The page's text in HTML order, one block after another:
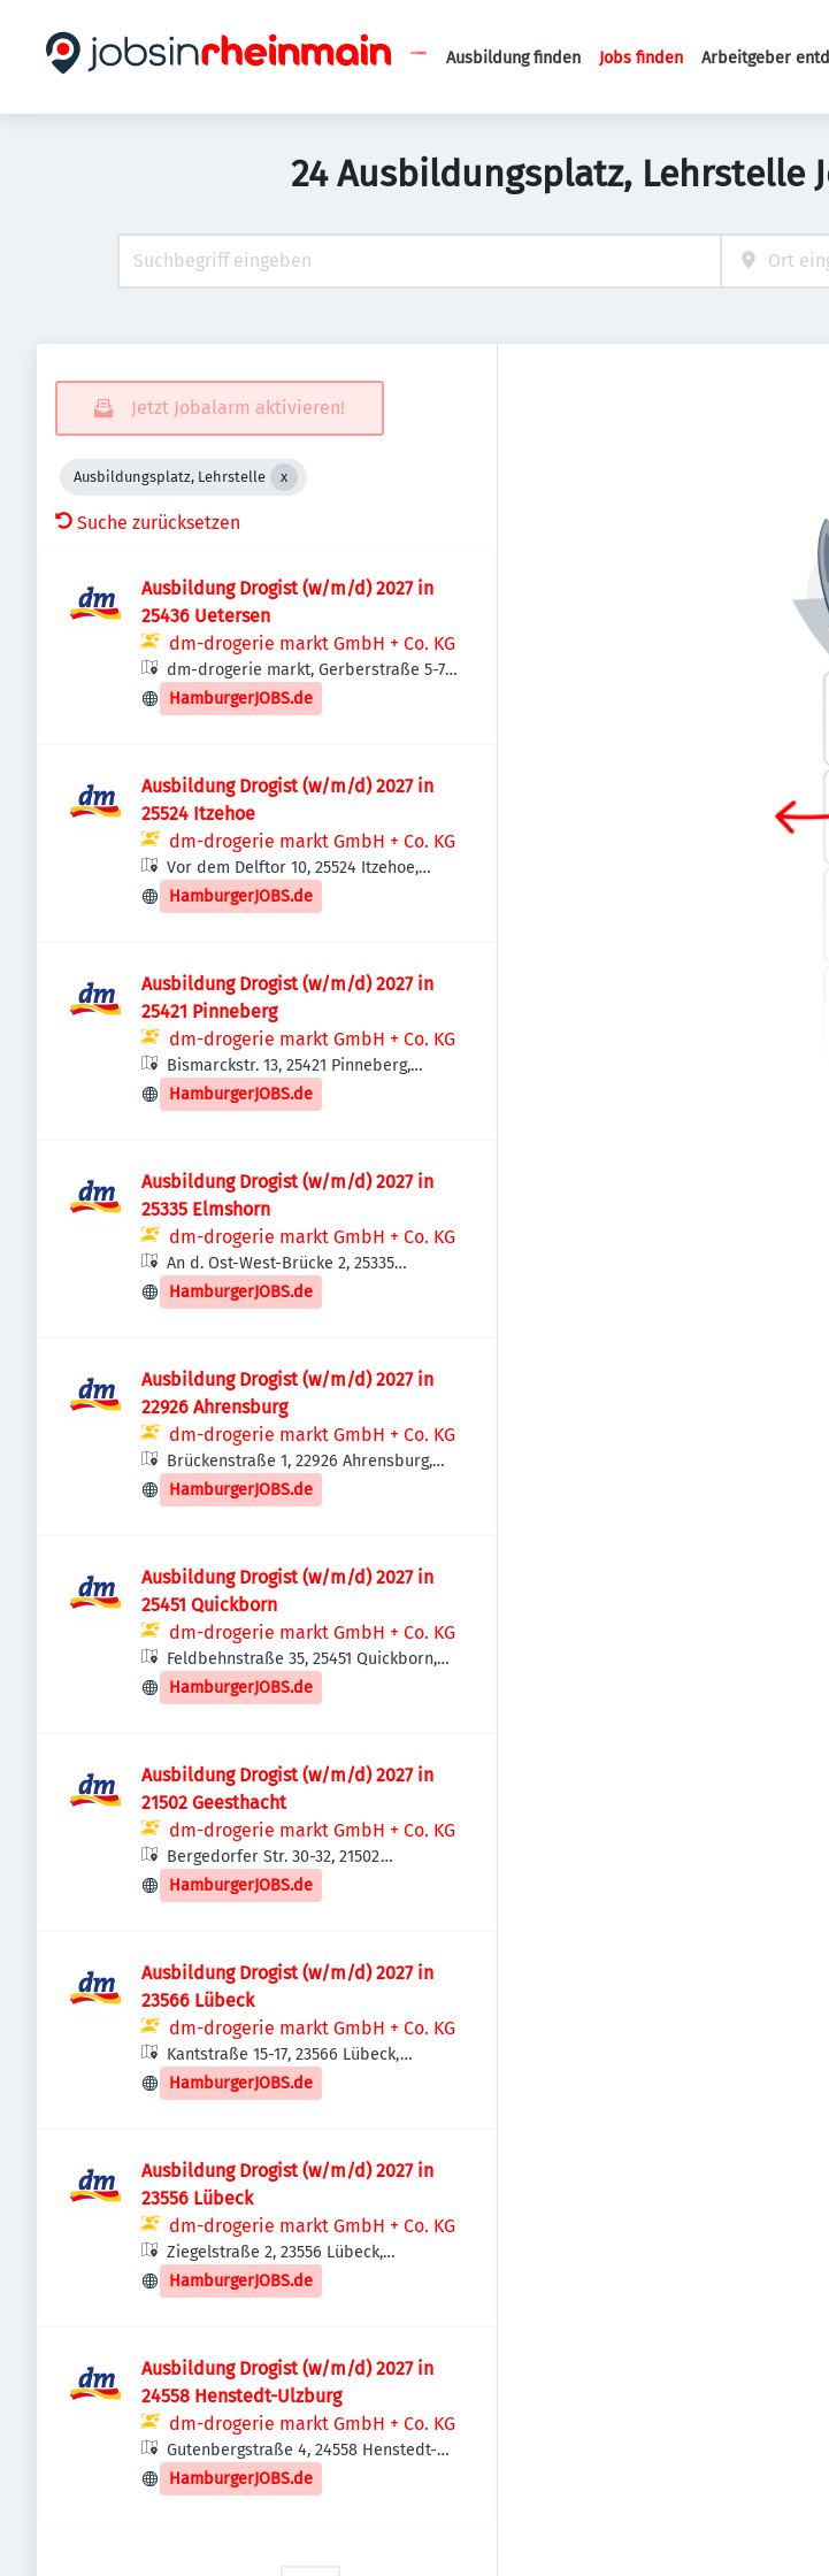
Haupt-
Ausbildung finden Jobs finden Arbeitgeber
24 Ausbildungsplatz, Lehrstelle
Jetzt Jobalarm aktivieren!
Ausbildungsplatz, Lehrstelle
Suche zurücksetzen
Ausbildung Drogist (w/m/d) 2027 in
25436 Uetersen
dm-drogerie markt GmbH + Co. KG
dm-drogerie markt, Gerberstraße 5-7,
25436 Uetersen, Deutschland
HamburgerJOBS.de
Ausbildung Drogist (w/m/d) 2027 in
25524 Itzehoe
dm-drogerie markt GmbH + Co. KG
Vor dem Delftor 10, 25524 Itzehoe,
Deutschland
HamburgerJOBS.de
Ausbildung Drogist (w/m/d) 2027 in
25421 Pinneberg
dm-drogerie markt GmbH + Co. KG
Bismarckstr. 13, 25421 Pinneberg,
Deutschland
HamburgerJOBS.de
Ausbildung Drogist (w/m/d) 2027 in
25335 Elmshorn
dm-drogerie markt GmbH + Co. KG
An d. Ost-West-Brücke 2, 25335
Elmshorn, Deutschland
HamburgerJOBS.de
Ausbildung Drogist (w/m/d) 2027 in
22926 Ahrensburg
dm-drogerie markt GmbH + Co. KG
Brückenstraße 1, 22926 Ahrensburg,
Deutschland
HamburgerJOBS.de
Ausbildung Drogist (w/m/d) 2027 in
25451 Quickborn
dm-drogerie markt GmbH + Co. KG
Feldbehnstraße 35, 25451 Quickborn,
Deutschland
HamburgerJOBS.de
Ausbildung Drogist (w/m/d) 2027 in
21502 Geesthacht
dm-drogerie markt GmbH + Co. KG
Bergedorfer Str. 30-32, 21502
Geesthacht, Deutschland
HamburgerJOBS.de
Ausbildung Drogist (w/m/d) 2027 in
23566 Lübeck
dm-drogerie markt GmbH + Co. KG
Kantstraße 15-17, 23566 Lübeck,
Deutschland
HamburgerJOBS.de
Ausbildung Drogist (w/m/d) 2027 in
23556 Lübeck
dm-drogerie markt GmbH + Co. KG
Ziegelstraße 2, 23556 Lübeck,
Deutschland
HamburgerJOBS.de
Ausbildung Drogist (w/m/d) 2027 in
24558 Henstedt-Ulzburg
dm-drogerie markt GmbH + Co. KG
Gutenbergstraße 4, 24558 Henstedt-
Ulzburg, Deutschland
HamburgerJOBS.de